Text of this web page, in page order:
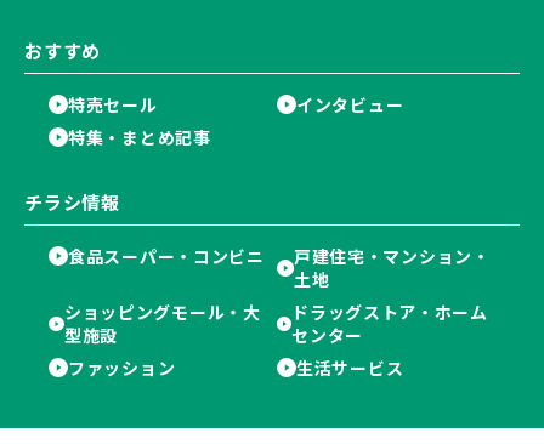
おすすめ
特売セール
インタビュー
特集・まとめ記事
チラシ情報
食品スーパー・コンビニ
戸建住宅・マンション・
土地
ショッピングモール・大
型施設
ドラッグストア・ホーム
センター
ファッション
生活サービス